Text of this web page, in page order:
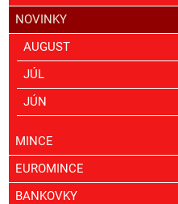
NOVINKY
AUGUST
JÚL
JÚN
MINCE
EUROMINCE
BANKOVKY